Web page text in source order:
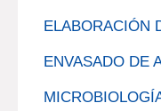
ELABORACIÓN
ENVASADO DE